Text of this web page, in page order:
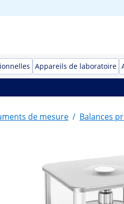
Appareils de laboratoire
de mesure / Balances